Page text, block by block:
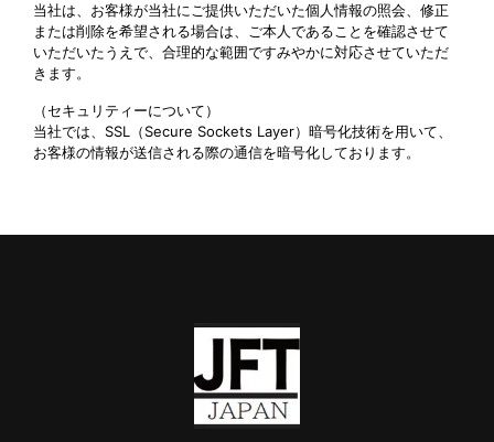
当社は、お客様が当社にご提供いただいた個人情報の照会、修正
または削除を希望される場合は、ご本人であることを確認させて
いただいたうえで、合理的な範囲ですみやかに対応させていただ
きます。
（セキュリティーについて）
当社では、SSL（Secure Sockets Layer）暗号化技術を用いて、
お客様の情報が送信される際の通信を暗号化しております。